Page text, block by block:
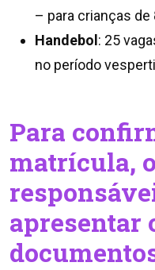
– para crianças de
Handebol : 25
no período
Para
matrícula,
apresentar